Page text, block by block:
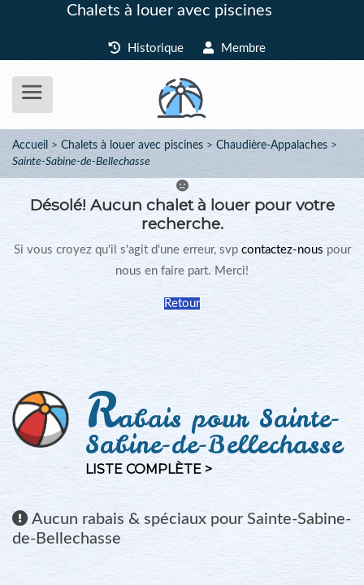
Chalets à louer avec piscines
Historique Membre
Accueil Chalets à louer avec piscines
Chaudière-Appalaches
Sainte-Sabine-de-Bellechasse
Désolé! Aucun chalet à louer pour votre
recherche.
Si vous croyez qu'il s'agit d'une erreur, svp contactez-nous pour
nous en faire part. Merci!
Retour
Rabais pour Sainte-
Sabine-de-Bellechasse
LISTE COMPLÈTE >
Aucun rabais & spéciaux pour Sainte-Sabine-
de-Bellechasse